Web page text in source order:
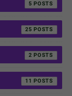
5
25
2
11